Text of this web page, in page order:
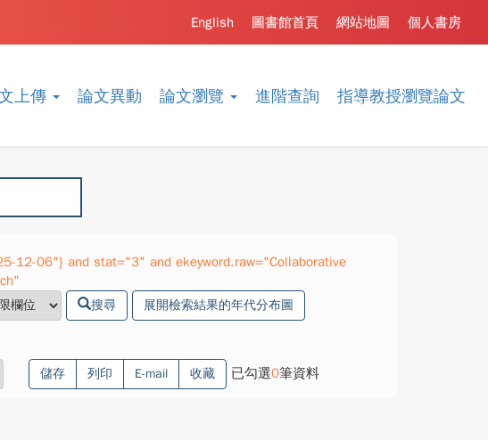
上傳 論文異動 論文瀏覽 進階查詢 指導教授瀏覽論文
個人書房
網站地圖
圖書館首頁
English
12-06"} and stat="3" and ekeyword.raw="Collaborative
搜尋 展開檢索結果的年代分布圖
儲存 列印 E-mail 收藏 已勾選0筆資料